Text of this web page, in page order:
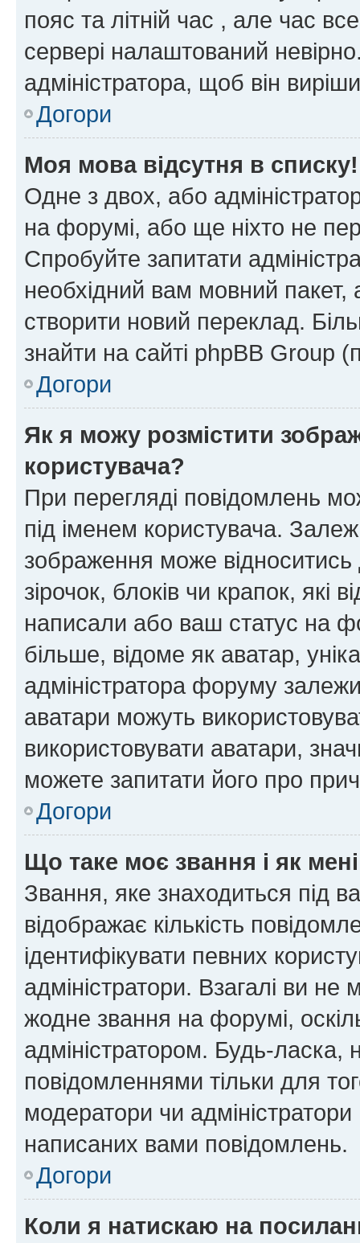
пояс та літній час , але час
сервері налаштований
адміністратора, щоб він
Догори
Моя мова відсутня в списку!
Одне з двох, або
на форумі, або ще ніхто не
Спробуйте запитати
необхідний вам мовний
створити новий переклад.
знайти на сайті phpBB Group
Догори
Як я можу розмістити
користувача?
При перегляді повідомлень
під іменем користувача.
зображення може відноситись
зірочок, блоків чи крапок, які
написали або ваш статус на
більше, відоме як аватар,
адміністратора форуму
аватари можуть
використовувати аватари,
можете запитати його про
Догори
Що таке моє звання і як
Звання, яке знаходиться під
відображає кількість
ідентифікувати певних
адміністратори. Взагалі ви
жодне звання на форумі,
адміністратором. Будь-
повідомленнями тільки для
модератори чи
написаних вами повідомлень.
Догори
Коли я натискаю на